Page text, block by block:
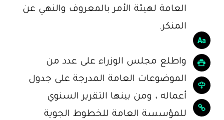
العامة لهيئة الأمر بالمعروف والنهي عن
المنكر.
واطلع مجلس الوزراء على عدد من
الموضوعات العامة المدرجة على جدول
أعماله ، ومن بينها التقرير السنوي
للمؤسسة العامة للخطوط الجوية